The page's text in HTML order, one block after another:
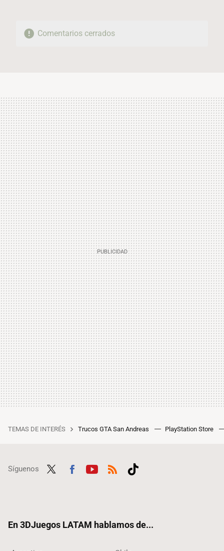
Comentarios cerrados
TEMAS DE INTERÉS Trucos GTA San Andreas PlayStation Store
Síguenos
En 3DJuegos LATAM hablamos de...